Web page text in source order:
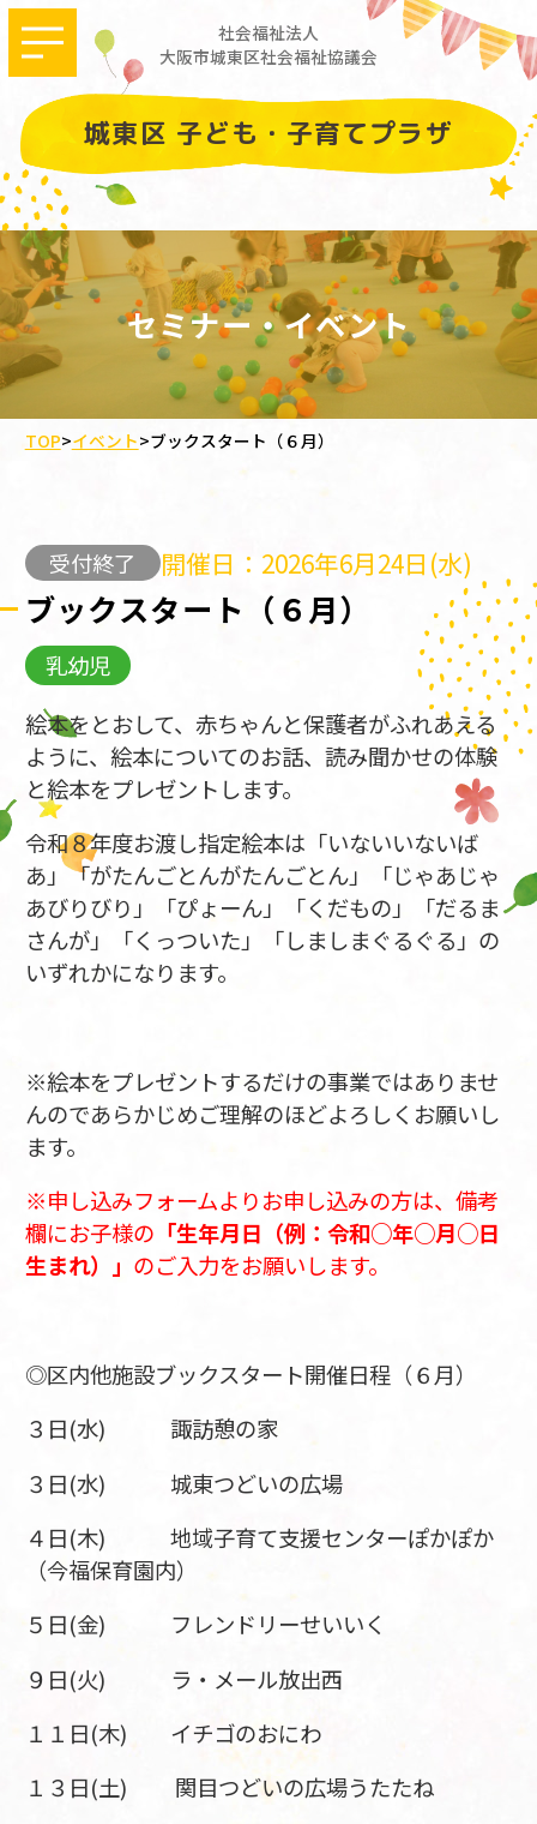
社会福祉法人
大阪市城東区社会福祉協議会
城東区 子ども・子育てプラザ
セミナー・イベント
TOP>イベント>ブックスタート（６月）
受付終了 開催日：2026年6月24日(水)
ブックスタート（６月）
乳幼児
絵本をとおして、赤ちゃんと保護者がふれあえる
ように、絵本についてのお話、読み聞かせの体験
と絵本をプレゼントします。
令和８年度お渡し指定絵本は「いないいないば
あ」「がたんごとんがたんごとん」「じゃあじゃ
あびりびり」「ぴょーん」「くだもの」「だるま
さんが」「くっついた」「しましまぐるぐる」の
いずれかになります。
※絵本をプレゼントするだけの事業ではありませ
んのであらかじめご理解のほどよろしくお願いし
ます。
※申し込みフォームよりお申し込みの方は、備考
欄にお子様の 「生年月日（例：令和○年○月○日
生まれ）」 のご入力をお願いします。
◎区内他施設ブックスタート開催日程（６月）
３日(水) 諏訪憩の家
３日(水) 城東つどいの広場
４日(木) 地域子育て支援センターぽかぽか
（今福保育園内）
５日(金) フレンドリーせいいく
９日(火) ラ・メール放出西
１１日(木) イチゴのおにわ
１３日(土) 関目つどいの広場うたたね